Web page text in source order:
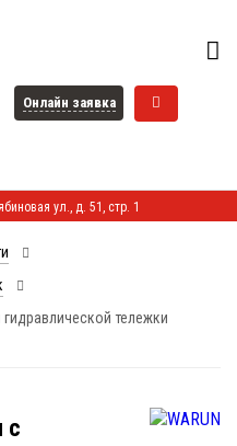
Онлайн заявка
ул., д. 51, стр. 1
тележки
с